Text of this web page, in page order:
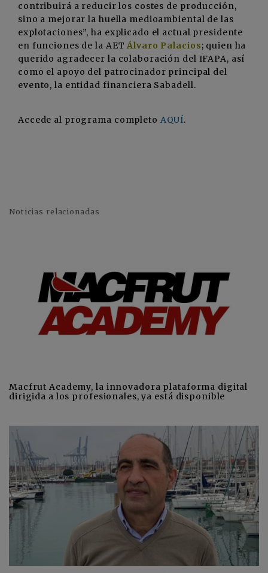
contribuirá a reducir los costes de producción,
sino a mejorar la huella medioambiental de las
explotaciones”, ha explicado el actual presidente
en funciones de la AETÁlvaro Palacios; quien ha
querido agradecer la colaboración del IFAPA, así
como el apoyo del patrocinador principal del
evento, la entidad financiera Sabadell.
Accede al programa completo AQUÍ.
Noticias relacionadas
Macfrut Academy, la innovadora plataforma digital
dirigida a los profesionales, ya está disponible